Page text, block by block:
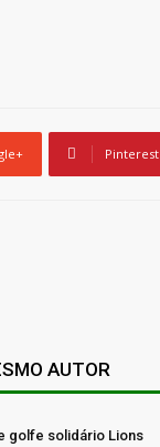
Pinterest
AUTOR
golfe solidário Lions